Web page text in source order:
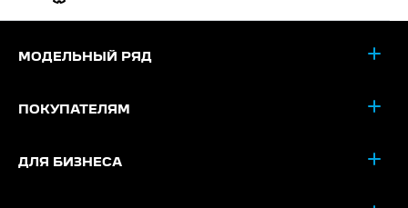
МОДЕЛЬНЫЙ РЯД
ПОКУПАТЕЛЯМ
ДЛЯ БИЗНЕСА